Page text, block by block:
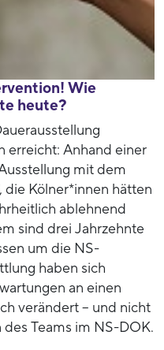
Wie
heute?
erreicht: Anhand einer
mit dem
Kölner*innen hätten
ablehnend
sind drei Jahrzehnte
um die NS-
haben sich
an einen
verändert – und nicht
Teams im NS-DOK.